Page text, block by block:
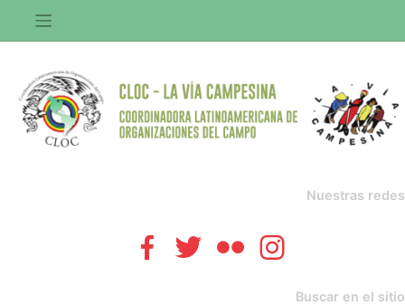
contenido
Nuestras redes
Buscar en el sitio